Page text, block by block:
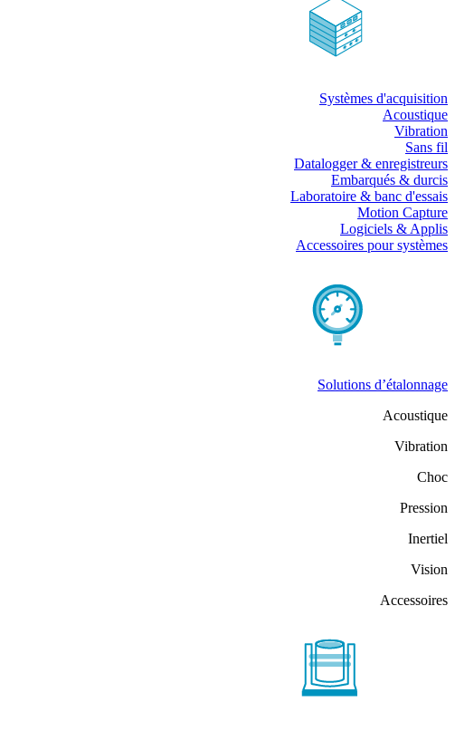
Systèmes d'acquisition
Acoustique
Vibration
Sans fil
Datalogger & enregistreurs
Embarqués & durcis
Laboratoire & banc d'essais
Motion Capture
Logiciels & Applis
Accessoires pour systèmes
Solutions d’étalonnage
Acoustique
Vibration
Choc
Pression
Inertiel
Vision
Accessoires